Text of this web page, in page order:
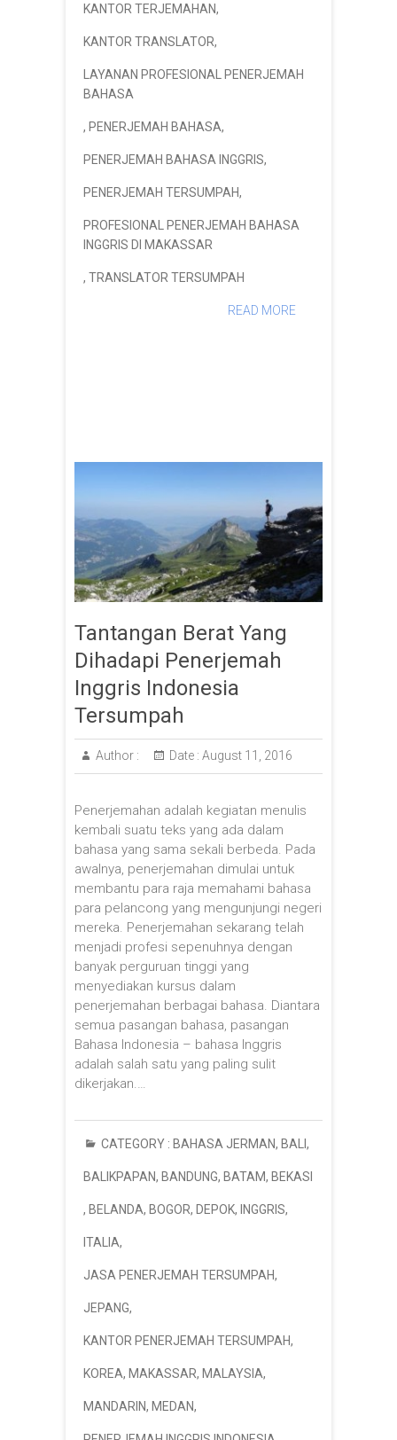
KANTOR TERJEMAHAN,
KANTOR TRANSLATOR,
LAYANAN PROFESIONAL PENERJEMAH
BAHASA
, PENERJEMAH BAHASA,
PENERJEMAH BAHASA INGGRIS,
PENERJEMAH TERSUMPAH,
PROFESIONAL PENERJEMAH BAHASA
INGGRIS DI MAKASSAR
, TRANSLATOR TERSUMPAH
READ MORE
Tantangan Berat Yang
Dihadapi Penerjemah
Inggris Indonesia
Tersumpah
Author : Date : August 11, 2016
Penerjemahan adalah kegiatan menulis
kembali suatu teks yang ada dalam
bahasa yang sama sekali berbeda. Pada
awalnya, penerjemahan dimulai untuk
membantu para raja memahami bahasa
para pelancong yang mengunjungi negeri
mereka. Penerjemahan sekarang telah
menjadi profesi sepenuhnya dengan
banyak perguruan tinggi yang
menyediakan kursus dalam
penerjemahan berbagai bahasa. Diantara
semua pasangan bahasa, pasangan
Bahasa Indonesia – bahasa Inggris
adalah salah satu yang paling sulit
dikerjakan.…
CATEGORY : BAHASA JERMAN, BALI,
BALIKPAPAN, BANDUNG, BATAM, BEKASI
, BELANDA, BOGOR, DEPOK, INGGRIS,
ITALIA,
JASA PENERJEMAH TERSUMPAH,
JEPANG,
KANTOR PENERJEMAH TERSUMPAH,
KOREA, MAKASSAR, MALAYSIA,
MANDARIN, MEDAN,